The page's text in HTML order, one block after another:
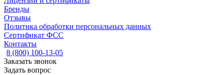
Бренды
Отзывы
Политика обработки персональных данных
Сертификат ФСС
Контакты
8 (800) 100-13-05
Заказать звонок
Задать вопрос